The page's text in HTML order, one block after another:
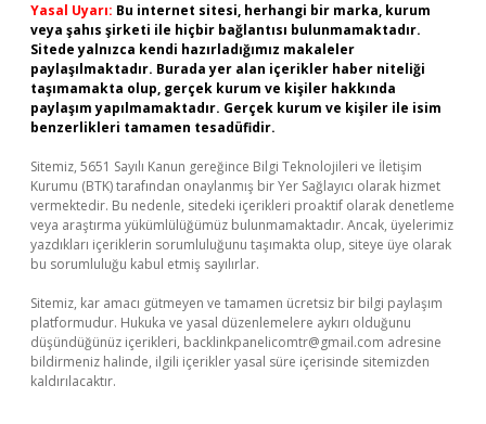
Yasal Uyarı: Bu internet sitesi, herhangi bir marka, kurum
veya şahıs şirketi ile hiçbir bağlantısı bulunmamaktadır.
Sitede yalnızca kendi hazırladığımız makaleler
paylaşılmaktadır. Burada yer alan içerikler haber niteliği
taşımamakta olup, gerçek kurum ve kişiler hakkında
paylaşım yapılmamaktadır. Gerçek kurum ve kişiler ile isim
benzerlikleri tamamen tesadüfidir.
Sitemiz, 5651 Sayılı Kanun gereğince Bilgi Teknolojileri ve İletişim
Kurumu (BTK) tarafından onaylanmış bir Yer Sağlayıcı olarak hizmet
vermektedir. Bu nedenle, sitedeki içerikleri proaktif olarak denetleme
veya araştırma yükümlülüğümüz bulunmamaktadır. Ancak, üyelerimiz
yazdıkları içeriklerin sorumluluğunu taşımakta olup, siteye üye olarak
bu sorumluluğu kabul etmiş sayılırlar.
Sitemiz, kar amacı gütmeyen ve tamamen ücretsiz bir bilgi paylaşım
platformudur. Hukuka ve yasal düzenlemelere aykırı olduğunu
düşündüğünüz içerikleri, backlinkpanelicomtr@gmail.com adresine
bildirmeniz halinde, ilgili içerikler yasal süre içerisinde sitemizden
kaldırılacaktır.